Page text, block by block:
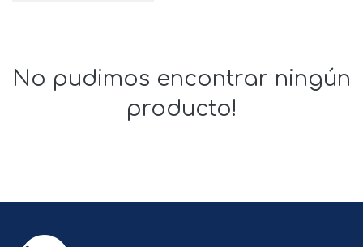
No pudimos encontrar ningún
producto!